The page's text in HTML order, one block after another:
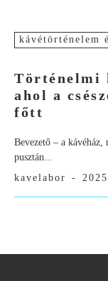
kávétörténelem
Történelmi
ahol a
főtt
Bevezető – a
pusztán...
kavelabor
-